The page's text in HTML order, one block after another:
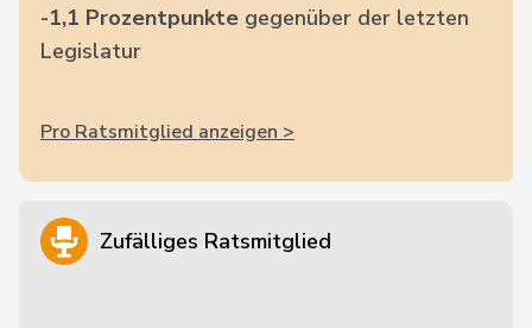
-1,1 Prozentpunkte gegenüber der letzten
Legislatur
Pro Ratsmitglied anzeigen >
Zufälliges Ratsmitglied